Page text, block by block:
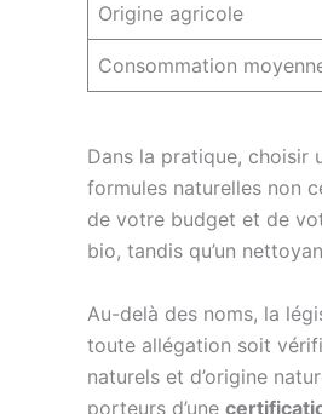
Origine agricole
Consommation
Dans la pratique, choisir
formules naturelles non
de votre budget et de
bio, tandis qu’un
Au-delà des noms, la
toute allégation soit
naturels et d’origine
porteurs d’une